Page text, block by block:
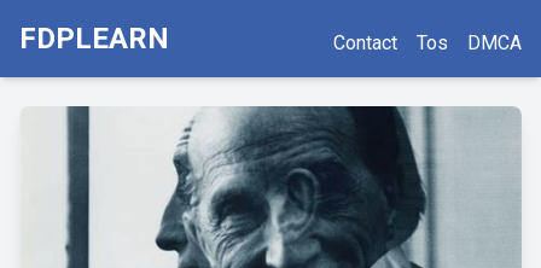
FDPLEARN Contact Tos DMCA